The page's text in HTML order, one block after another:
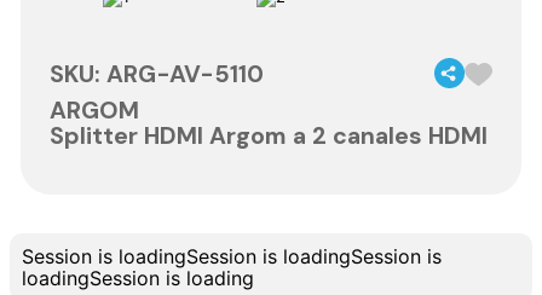
SKU: ARG-AV-5110
ARGOM
Splitter HDMI Argom a 2 canales HDMI
Session is loadingSession is loadingSession is
loadingSession is loading